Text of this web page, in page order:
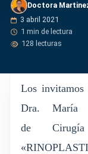
Doctora
3 abril 2021
1 min de lectura
128 lecturas
Los
Dra. María
de